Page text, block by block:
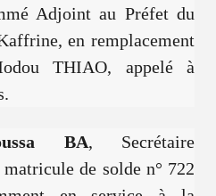
Adjoint au Préfet du
en remplacement
THIAO, appelé à
BA, Secrétaire
de solde n° 722